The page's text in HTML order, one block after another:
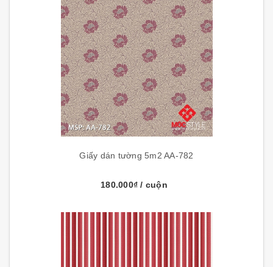
Giấy dán tường 5m2 AA-782
180.000₫/ cuộn